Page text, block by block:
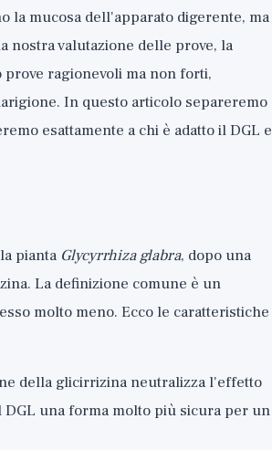
la mucosa dell'apparato digerente, ma
nostra valutazione delle prove, la
prove ragionevoli ma non forti,
In questo articolo separeremo
esattamente a chi è adatto il DGL e
pianta Glycyrrhiza glabra, dopo una
La definizione comune è un
molto meno. Ecco le caratteristiche
della glicirrizina neutralizza l'effetto
una forma molto più sicura per un